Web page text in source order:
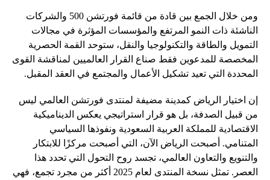
ومن خلال الجمع بين قادة من قائمة فورتشن 500 والشركات
الناشئة ذات النمو المرتفع والمؤسسات المؤثرة في مجالات
التمويل والطاقة والتكنولوجيا والنقل، ستوحد القمة الحصرية
المخصصة للمدعوين فقط صناع القرار العالميين لمناقشة القوى
المحددة التي تعيد تشكيل الأعمال والمجتمع في العقد المقبل.
إن اختيار الرياض كمدينة مضيفة لمنتدى فورتشن العالمي ليس
من قبيل الصدفة، بل هو قرار استراتيجي يعكس الديناميكية
الاقتصادية للمملكة العربية السعودية ونفوذها السياسي
المتنامي. أصبحت الرياض الآن، التي أصبحت مركزًا للابتكار
والتنويع والتعاون العالمي، تجسد روح التحول التي تحدد هذا
العصر. تمثل نسخة المنتدى لعام 2025 أكثر من مجرد تجمع، فهي